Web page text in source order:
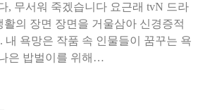
, 무서워 죽겠습니다 요근래 tvN 드라
활의 장면 장면을 거울삼아 신경증적
내 욕망은 작품 속 인물들이 꿈꾸는 욕
은 밥벌이를 위해…